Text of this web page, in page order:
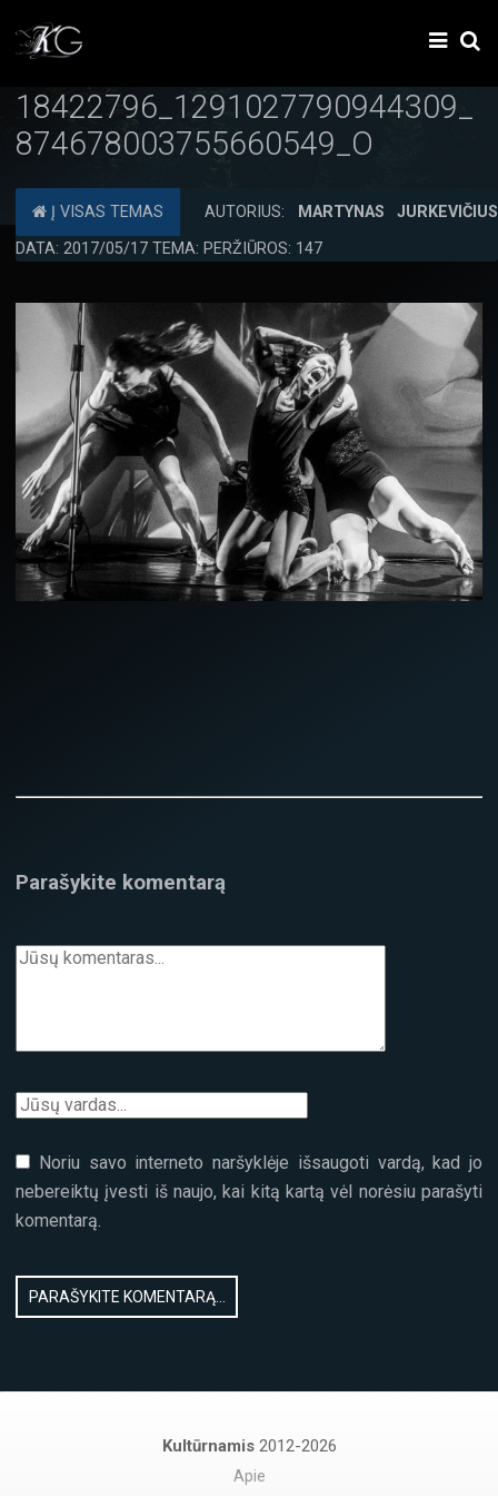
18422796_1291027790944309_
874678003755660549_O
Į VISAS TEMAS AUTORIUS:
MARTYNAS JURKEVIČIUS
DATA: 2017/05/17 TEMA: PERŽIŪROS: 147
Parašykite komentarą
Noriu savo interneto naršyklėje išsaugoti vardą, kad jo
nebereiktų įvesti iš naujo, kai kitą kartą vėl norėsiu parašyti
komentarą.
Kultūrnamis 2012-2026
Apie